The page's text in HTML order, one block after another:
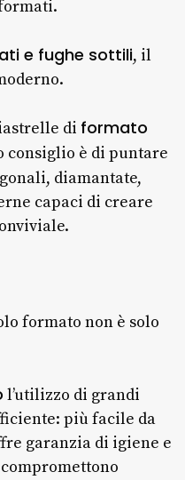
e fughe sottili, il
di formato
consiglio è di puntare
diamantate,
capaci di creare
formato non è solo
l’utilizzo di grandi
più facile da
garanzia di igiene e